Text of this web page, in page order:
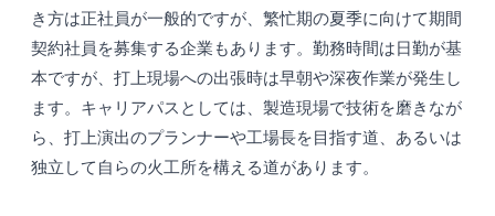
き方は正社員が一般的ですが、繁忙期の夏季に向けて期間
契約社員を募集する企業もあります。勤務時間は日勤が基
本ですが、打上現場への出張時は早朝や深夜作業が発生し
ます。キャリアパスとしては、製造現場で技術を磨きなが
ら、打上演出のプランナーや工場長を目指す道、あるいは
独立して自らの火工所を構える道があります。